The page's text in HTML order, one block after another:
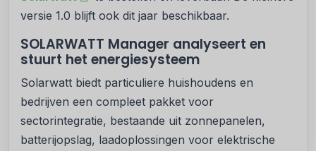
versie 1.0 blijft ook dit jaar beschikbaar.
SOLARWATT Manager analyseert en
stuurt het energiesysteem
Solarwatt biedt particuliere huishoudens en
bedrijven een compleet pakket voor
sectorintegratie, bestaande uit zonnepanelen,
batterijopslag, laadoplossingen voor elektrische